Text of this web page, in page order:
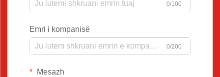
0/100
Emri i kompanisë
0/200
Mesazh